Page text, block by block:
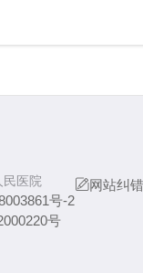
民医院
号-2
号
网站纠错